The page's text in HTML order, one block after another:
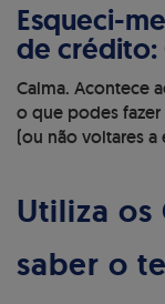
Esqueci-
de crédito:
Calma. Acontece
o que podes fazer
(ou não voltares a
Utiliza os
saber o